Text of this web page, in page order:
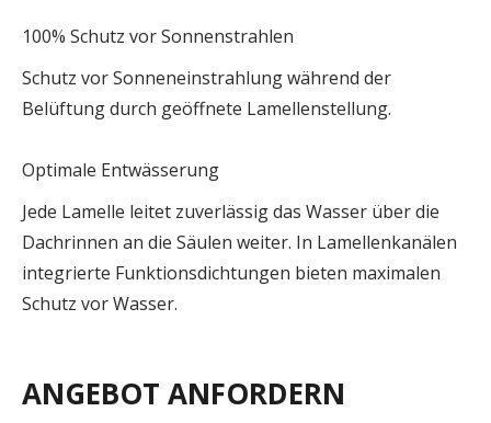
100% Schutz vor Sonnenstrahlen
Schutz vor Sonneneinstrahlung während der
Belüftung durch geöffnete Lamellenstellung.
Optimale Entwässerung
Jede Lamelle leitet zuverlässig das Wasser über die
Dachrinnen an die Säulen weiter. In Lamellenkanälen
integrierte Funktionsdichtungen bieten maximalen
Schutz vor Wasser.
ANGEBOT ANFORDERN